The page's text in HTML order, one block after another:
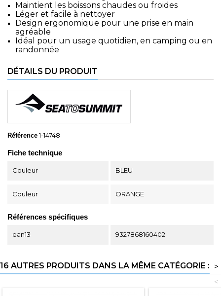
Maintient les boissons chaudes ou froides
Léger et facile à nettoyer
Design ergonomique pour une prise en main
agréable
Idéal pour un usage quotidien, en camping ou en
randonnée
DÉTAILS DU PRODUIT
Référence 1-14748
Fiche technique
Couleur BLEU
Couleur ORANGE
Références spécifiques
ean13 9327868160402
16 AUTRES PRODUITS DANS LA MÊME CATÉGORIE : >
<